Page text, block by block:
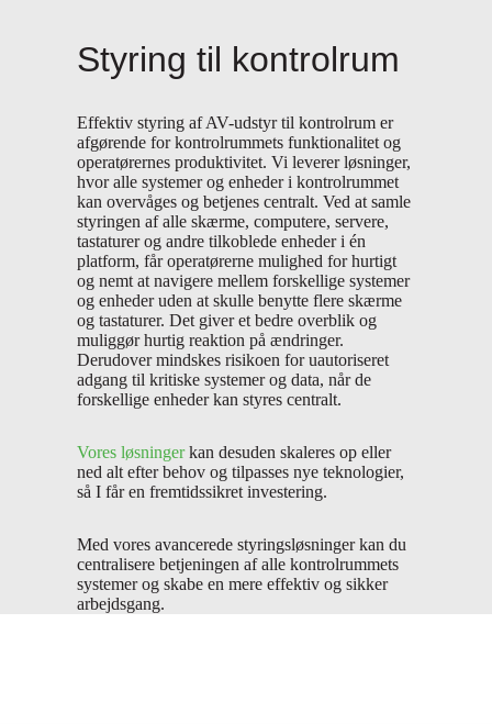
Styring til kontrolrum
Effektiv styring af AV-udstyr til kontrolrum er
afgørende for kontrolrummets funktionalitet og
operatørernes produktivitet. Vi leverer løsninger,
hvor alle systemer og enheder i kontrolrummet
kan overvåges og betjenes centralt. Ved at samle
styringen af alle skærme, computere, servere,
tastaturer og andre tilkoblede enheder i én
platform, får operatørerne mulighed for hurtigt
og nemt at navigere mellem forskellige systemer
og enheder uden at skulle benytte flere skærme
og tastaturer. Det giver et bedre overblik og
muliggør hurtig reaktion på ændringer.
Derudover mindskes risikoen for uautoriseret
adgang til kritiske systemer og data, når de
forskellige enheder kan styres centralt.
Vores løsningerkan desuden skaleres op eller
ned alt efter behov og tilpasses nye teknologier,
så I får en fremtidssikret investering.
Med vores avancerede styringsløsninger kan du
centralisere betjeningen af alle kontrolrummets
systemer og skabe en mere effektiv og sikker
arbejdsgang.